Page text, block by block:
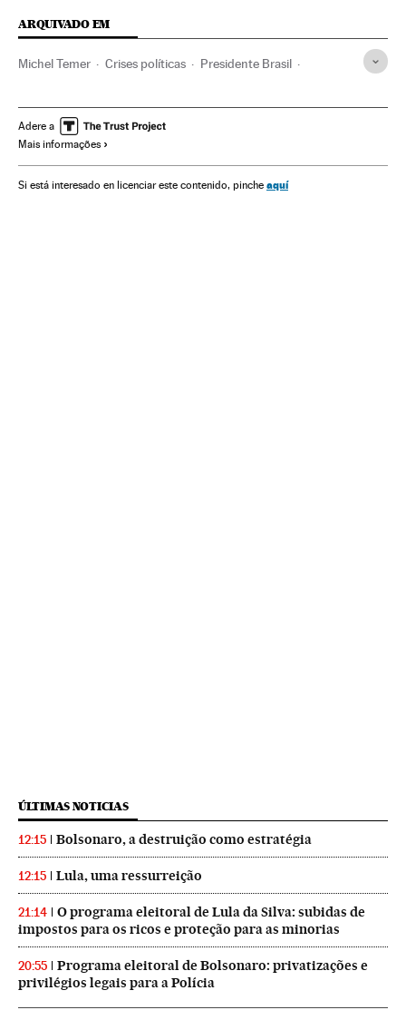
ARQUIVADO EM
Michel Temer Crises políticas Presidente Brasil
Conflitos políticos América do Sul
América
Administração pública Rodrigo Rocha Loures
Adere a
Mais informações
Si está interesado en licenciar este contenido, pinche aquí
ÚLTIMAS NOTICIAS
12:15 Bolsonaro, a destruição como estratégia
12:15 Lula, uma ressurreição
21:14
O programa eleitoral de Lula da Silva: subidas de
impostos para os ricos e proteção para as minorias
20:55
Programa eleitoral de Bolsonaro: privatizações e
privilégios legais para a Polícia